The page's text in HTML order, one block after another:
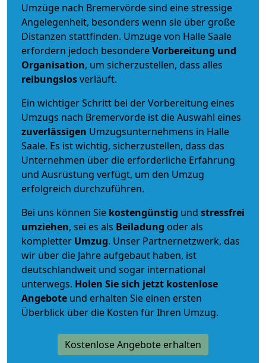
Umzüge nach Bremervörde sind eine stressige
Angelegenheit, besonders wenn sie über große
Distanzen stattfinden. Umzüge von Halle Saale
erfordern jedoch besondereVorbereitung und
Organisation, um sicherzustellen, dass alles
reibungslosverläuft.
Ein wichtiger Schritt bei der Vorbereitung eines
Umzugs nach Bremervörde ist die Auswahl eines
zuverlässigen Umzugsunternehmens in Halle
Saale. Es ist wichtig, sicherzustellen, dass das
Unternehmen über die erforderliche Erfahrung
und Ausrüstung verfügt, um den Umzug
erfolgreich durchzuführen.
Bei uns können Sie kostengünstig und stressfrei
umziehen, sei es als Beiladung oder als
kompletter Umzug. Unser Partnernetzwerk, das
wir über die Jahre aufgebaut haben, ist
deutschlandweit und sogar international
unterwegs. Holen Sie sich jetzt kostenlose
Angebote und erhalten Sie einen ersten
Überblick über die Kosten für Ihren Umzug.
Kostenlose Angebote erhalten